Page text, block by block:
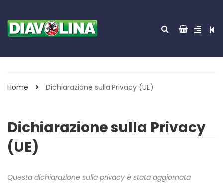
Home Dichiarazione sulla Privacy (UE)
Dichiarazione sulla Privacy
(UE)
Questa dichiarazione sulla privacy è stata aggiornata